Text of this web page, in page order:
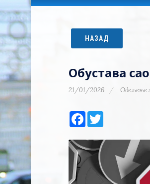
НАЗАД
Обустава
21/01/2026 Одељење
Facebook